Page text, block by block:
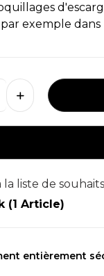
exemple
liste de souhaits
(1 Article)
entièrement